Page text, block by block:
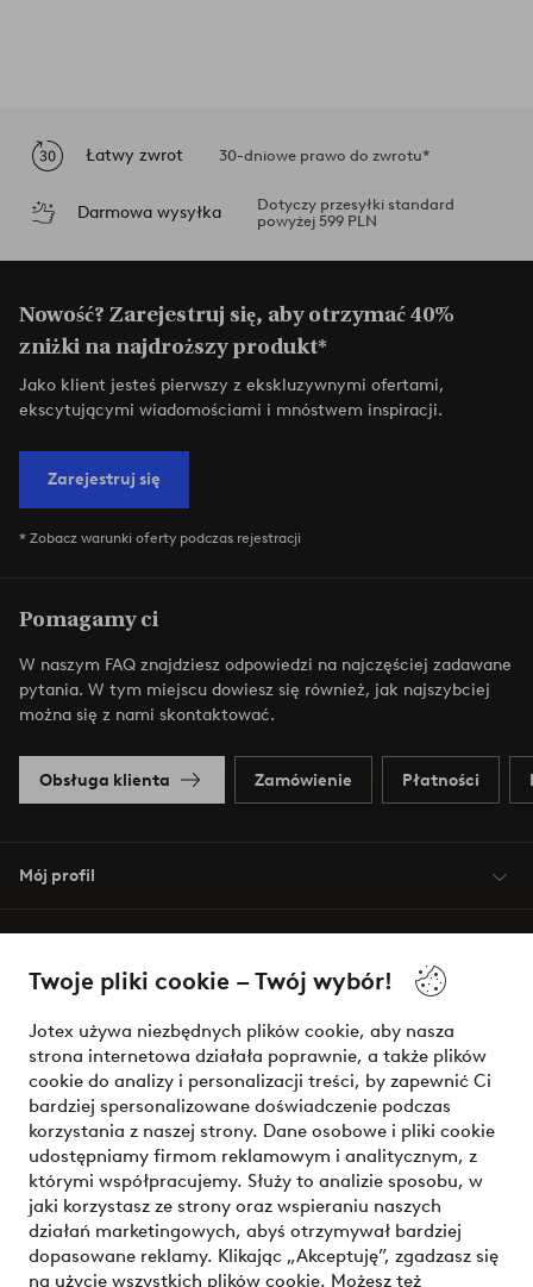
Twoje pliki cookie – Twój wybór!
Jotex używa niezbędnych plików cookie, aby nasza
strona internetowa działała poprawnie, a także plików
cookie do analizy i personalizacji treści, by zapewnić Ci
bardziej spersonalizowane doświadczenie podczas
korzystania z naszej strony. Dane osobowe i pliki cookie
udostępniamy firmom reklamowym i analitycznym, z
którymi współpracujemy. Służy to analizie sposobu, w
jaki korzystasz ze strony oraz wspieraniu naszych
działań marketingowych, abyś otrzymywał bardziej
dopasowane reklamy. Klikając „Akceptuję”, zgadzasz się
na użycie wszystkich plików cookie. Możesz też
Łatwy zwrot 30-dniowe prawo do zwrotu*
Darmowa wysyłka
Dotyczy przesyłki standard
powyżej 599 PLN
Nowość? Zarejestruj się, aby otrzymać 40%
zniżki na najdroższy produkt*
Jako klient jesteś pierwszy z ekskluzywnymi ofertami,
ekscytującymi wiadomościami i mnóstwem inspiracji.
Zarejestruj się
* Zobacz warunki oferty podczas rejestracji
Pomagamy ci
W naszym FAQ znajdziesz odpowiedzi na najczęściej zadawane
pytania. W tym miejscu dowiesz się również, jak najszybciej
można się z nami skontaktować.
Obsługa klienta Zamówienie Płatności
Mój profil
Warunki
Bezpieczne płatności - zapłać teraz lub podziel się
Chcesz dowiedzieć się więcej o naszych opcjach płatności